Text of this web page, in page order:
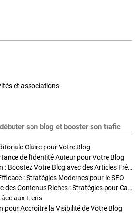
et associations
son blog et booster son trafic
Claire pour Votre Blog
de l'Identité Auteur pour Votre Blog
Stratégies de Publication : Boostez Votre Blog avec des Articles Fréquents et Exclusifs
: Stratégies Modernes pour le SEO
Enrichir Vos Articles avec des Contenus Riches : Stratégies pour Captiver et Optimiser
aux Liens
pour Accroître la Visibilité de Votre Blog